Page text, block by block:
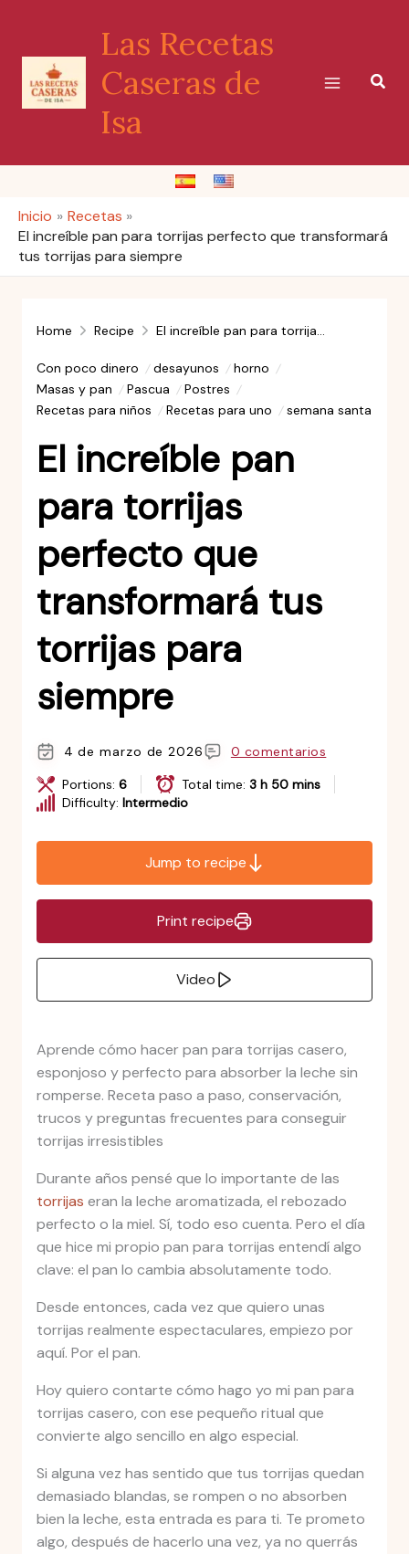
contenido
Las Recetas
Caseras de
Isa
Inicio
Recetas
El increíble pan para torrijas perfecto que transformará
tus torrijas para siempre
Home Recipe El increíble pan para torrijas perfecto que transformará tus torrijas para siempre
Con poco dinero desayunos
horno
Masas y pan
Pascua
Postres
Recetas para niños
Recetas para uno semana santa
El increíble pan
para torrijas
perfecto que
transformará tus
torrijas para
siempre
4 de marzo de 2026
0 comentarios
Portions: 6 Total time: 3 h 50 mins
Difficulty: Intermedio
Jump to recipe
Print recipe
Video
Aprende cómo hacer pan para torrijas casero,
esponjoso y perfecto para absorber la leche sin
romperse. Receta paso a paso, conservación,
trucos y preguntas frecuentes para conseguir
torrijas irresistibles
Durante años pensé que lo importante de las
torrijas eran la leche aromatizada, el rebozado
perfecto o la miel. Sí, todo eso cuenta. Pero el día
que hice mi propio pan para torrijas entendí algo
clave: el pan lo cambia absolutamente todo.
Desde entonces, cada vez que quiero unas
torrijas realmente espectaculares, empiezo por
aquí. Por el pan.
Hoy quiero contarte cómo hago yo mi pan para
torrijas casero, con ese pequeño ritual que
convierte algo sencillo en algo especial.
Si alguna vez has sentido que tus torrijas quedan
demasiado blandas, se rompen o no absorben
bien la leche, esta entrada es para ti. Te prometo
algo, después de hacerlo una vez, ya no querrás